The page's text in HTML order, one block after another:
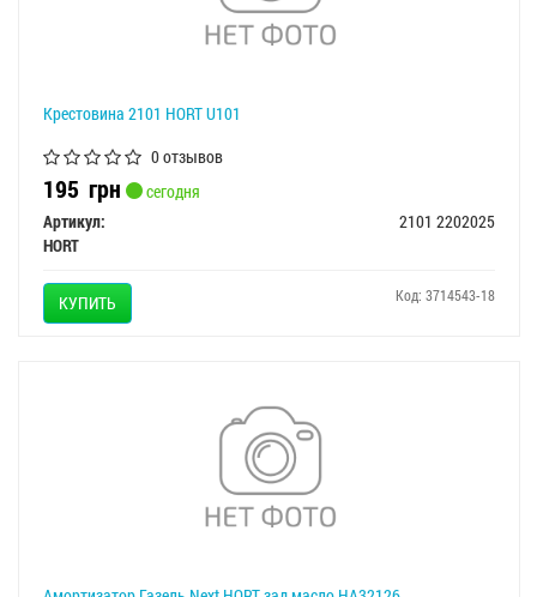
Крестовина 2101 HORT U101
0 отзывов
195 грн
сегодня
Артикул:
2101 2202025
HORT
КУПИТЬ Код: 3714543-18